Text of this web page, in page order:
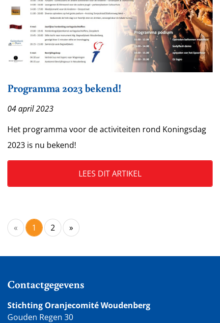
Programma 2023 bekend!
04 april 2023
Het programma voor de activiteiten rond Koningsdag
2023 is nu bekend!
LEES DIT ARTIKEL
« 1 2 »
Contactgegevens
Stichting Oranjecomité Woudenberg
Gouden Regen 30